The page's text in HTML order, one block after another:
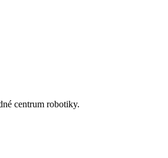
centrum robotiky.